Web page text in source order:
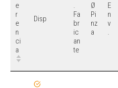
e
r
e
n
ci
a
Disp
.
Fa
br
ic
an
te
Ø
Pi
nz
a
E
n
v
.